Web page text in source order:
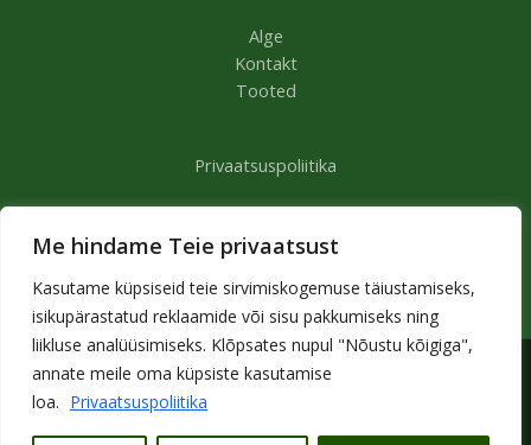
Me hindame Teie privaatsust
Kasutame küpsiseid teie sirvimiskogemuse täiustamiseks,
isikupärastatud reklaamide või sisu pakkumiseks ning
liikluse analüüsimiseks. Klõpsates nupul "Nõustu kõigiga",
annate meile oma küpsiste kasutamise
loa. Privaatsuspoliitika
Alge
Kontakt
Tooted
Privaatsuspoliitika
Müügitingimused
Copyright © 2026 | Alge